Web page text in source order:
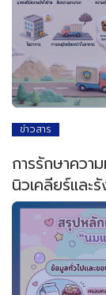
ข่าวสาร
การรักษาคว
นิวเคลียร์และ